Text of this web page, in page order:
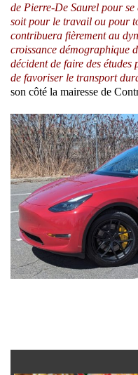
de Pierre-De Saurel pour
soit pour le travail ou pour
contribuera fièrement au
croissance démographique
décident de faire des études
de favoriser le transport
son côté la mairesse de